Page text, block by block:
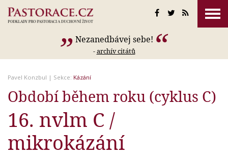
Nezanedbávej sebe!
-archív citátů
Pavel Konzbul | Sekce: Kázání
Období během roku (cyklus C)
16. nvlm C /
mikrokázání